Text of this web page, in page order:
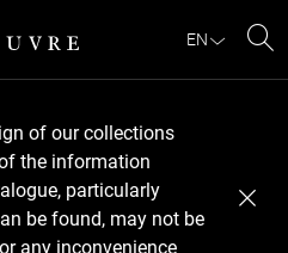
EN
of our collections
the information
particularly
be found, may not be
any inconvenience